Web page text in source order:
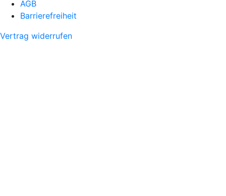
AGB
Barrierefreiheit
Vertrag widerrufen